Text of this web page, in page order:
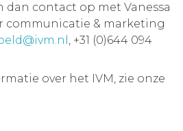
dan contact op met Vanessa
communicatie & marketing
, +31 (0)644 094
over het IVM, zie onze